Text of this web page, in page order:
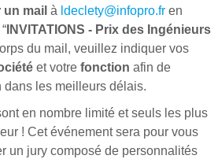
un mail à ldeclety@infopro.fren
INVITATIONS - Prix des Ingénieurs
du mail, veuillez indiquer vos
et votre fonction afin de
dans les meilleurs délais.
en nombre limité et seuls les plus
! Cet événement sera pour vous
un jury composé de personnalités